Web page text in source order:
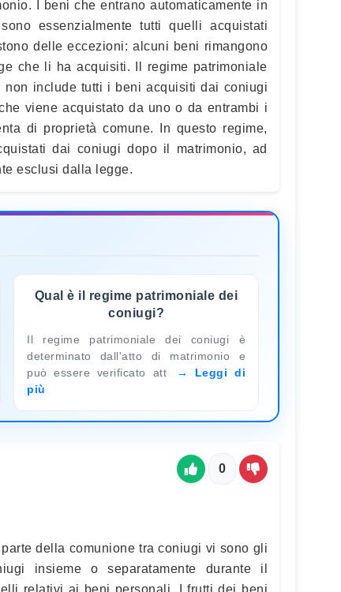
I beni che entrano automaticamente in
essenzialmente tutti quelli acquistati
delle eccezioni: alcuni beni rimangono
che li ha acquisiti. Il regime patrimoniale
include tutti i beni acquisiti dai coniugi
viene acquistato da uno o da entrambi i
di proprietà comune. In questo regime,
dai coniugi dopo il matrimonio, ad
esclusi dalla legge.
Qual è il regime patrimoniale dei
coniugi?
Il regime patrimoniale dei coniugi è
determinato dall'atto di matrimonio e
può essere verificato att
Leggi di
più
0
della comunione tra coniugi vi sono gli
insieme o separatamente durante il
relativi ai beni personali. I frutti dei beni